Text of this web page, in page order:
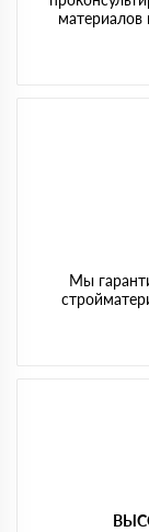
Мы